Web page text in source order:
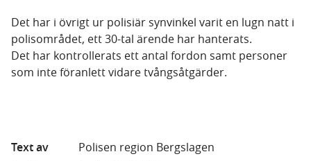
Det har i övrigt ur polisiär synvinkel varit en lugn natt i
polisområdet, ett 30-tal ärende har hanterats.
Det har kontrollerats ett antal fordon samt personer
som inte föranlett vidare tvångsåtgärder.
Text av
Polisen region Bergslagen